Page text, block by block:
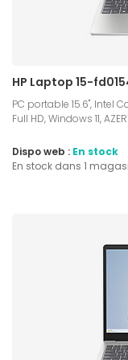
HP Laptop 15-
PC portable 15.6", Intel
Full HD, Windows 11,
Dispo web : En stock
En stock dans 1